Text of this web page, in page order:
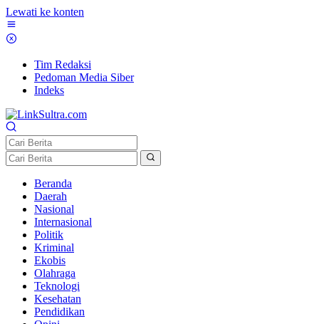
Lewati ke konten
Tim Redaksi
Pedoman Media Siber
Indeks
Beranda
Daerah
Nasional
Internasional
Politik
Kriminal
Ekobis
Olahraga
Teknologi
Kesehatan
Pendidikan